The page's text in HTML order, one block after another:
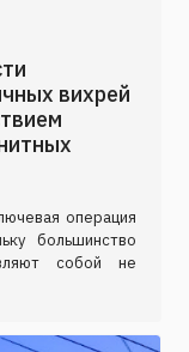
вихрей
операция
большинство
собой не